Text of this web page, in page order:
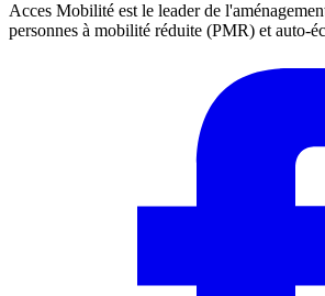
Acces Mobilité est le leader de
personnes à mobilité réduite (PMR) et auto-